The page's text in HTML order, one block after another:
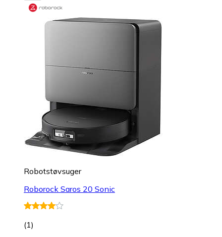
Robotstøvsuger
Roborock Saros 20 Sonic
(1)